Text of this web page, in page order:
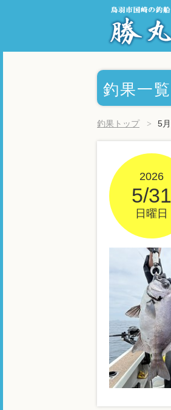
釣果一覧
釣果トップ 5
2026
5/31
日曜日